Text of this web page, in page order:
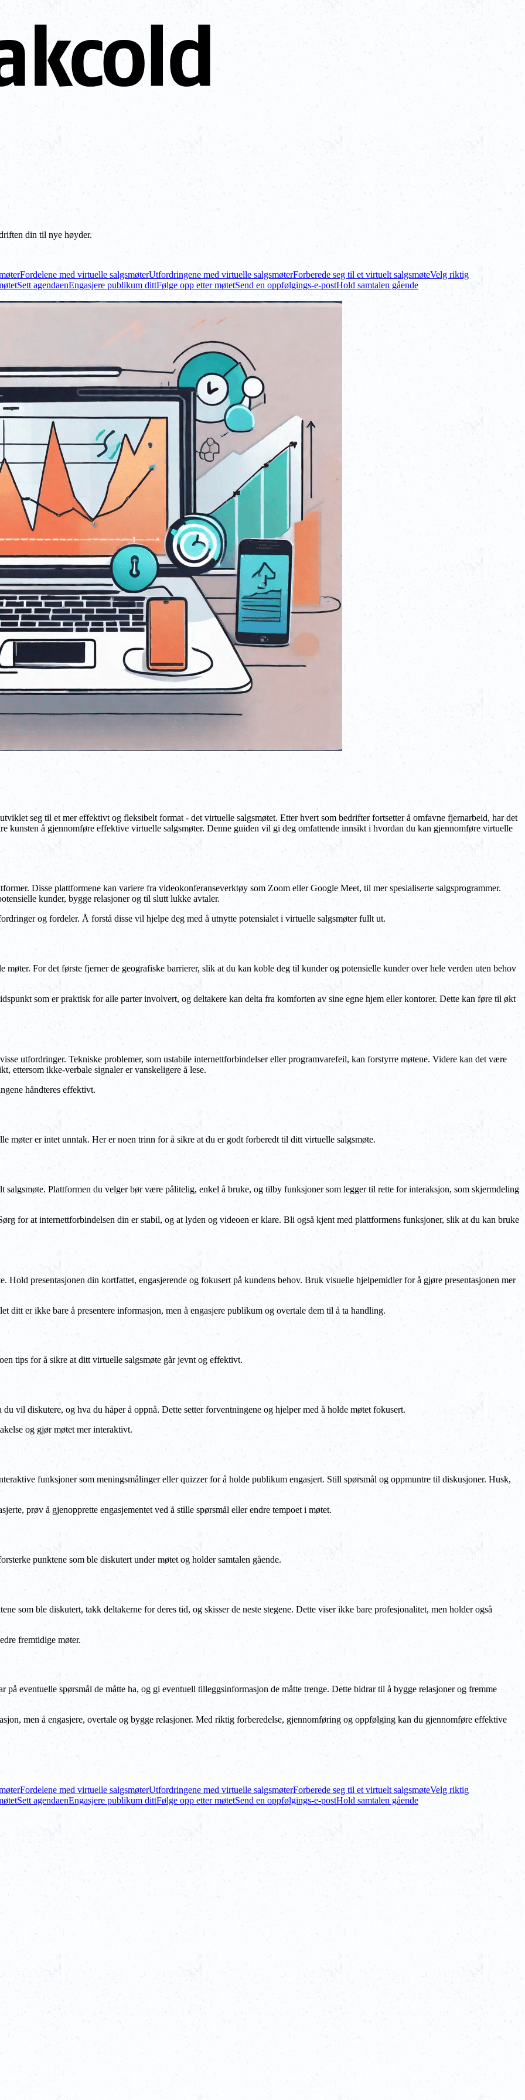
din til nye høyder.
Fordelene med virtuelle salgsmøterUtfordringene med virtuelle salgsmøterForberede seg til et virtuelt salgsmøteVelg riktig
Sett agendaenEngasjere publikum dittFølge opp etter møtetSend en oppfølgings-e-postHold samtalen gående
seg til et mer effektivt og fleksibelt format - det virtuelle salgsmøtet. Etter hvert som bedrifter fortsetter å omfavne fjernarbeid, har det
kunsten å gjennomføre effektive virtuelle salgsmøter. Denne guiden vil gi deg omfattende innsikt i hvordan du kan gjennomføre virtuelle
Disse plattformene kan variere fra videokonferanseverktøy som Zoom eller Google Meet, til mer spesialiserte salgsprogrammer.
kunder, bygge relasjoner og til slutt lukke avtaler.
og fordeler. Å forstå disse vil hjelpe deg med å utnytte potensialet i virtuelle salgsmøter fullt ut.
For det første fjerner de geografiske barrierer, slik at du kan koble deg til kunder og potensielle kunder over hele verden uten behov
som er praktisk for alle parter involvert, og deltakere kan delta fra komforten av sine egne hjem eller kontorer. Dette kan føre til økt
utfordringer. Tekniske problemer, som ustabile internettforbindelser eller programvarefeil, kan forstyrre møtene. Videre kan det være
ettersom ikke-verbale signaler er vanskeligere å lese.
håndteres effektivt.
møter er intet unntak. Her er noen trinn for å sikre at du er godt forberedt til ditt virtuelle salgsmøte.
Plattformen du velger bør være pålitelig, enkel å bruke, og tilby funksjoner som legger til rette for interaksjon, som skjermdeling
for at internettforbindelsen din er stabil, og at lyden og videoen er klare. Bli også kjent med plattformens funksjoner, slik at du kan bruke
Hold presentasjonen din kortfattet, engasjerende og fokusert på kundens behov. Bruk visuelle hjelpemidler for å gjøre presentasjonen mer
ditt er ikke bare å presentere informasjon, men å engasjere publikum og overtale dem til å ta handling.
tips for å sikre at ditt virtuelle salgsmøte går jevnt og effektivt.
vil diskutere, og hva du håper å oppnå. Dette setter forventningene og hjelper med å holde møtet fokusert.
og gjør møtet mer interaktivt.
funksjoner som meningsmålinger eller quizzer for å holde publikum engasjert. Still spørsmål og oppmuntre til diskusjoner. Husk,
prøv å gjenopprette engasjementet ved å stille spørsmål eller endre tempoet i møtet.
punktene som ble diskutert under møtet og holder samtalen gående.
som ble diskutert, takk deltakerne for deres tid, og skisser de neste stegene. Dette viser ikke bare profesjonalitet, men holder også
fremtidige møter.
på eventuelle spørsmål de måtte ha, og gi eventuell tilleggsinformasjon de måtte trenge. Dette bidrar til å bygge relasjoner og fremme
men å engasjere, overtale og bygge relasjoner. Med riktig forberedelse, gjennomføring og oppfølging kan du gjennomføre effektive
Fordelene med virtuelle salgsmøterUtfordringene med virtuelle salgsmøterForberede seg til et virtuelt salgsmøteVelg riktig
Sett agendaenEngasjere publikum dittFølge opp etter møtetSend en oppfølgings-e-postHold samtalen gående